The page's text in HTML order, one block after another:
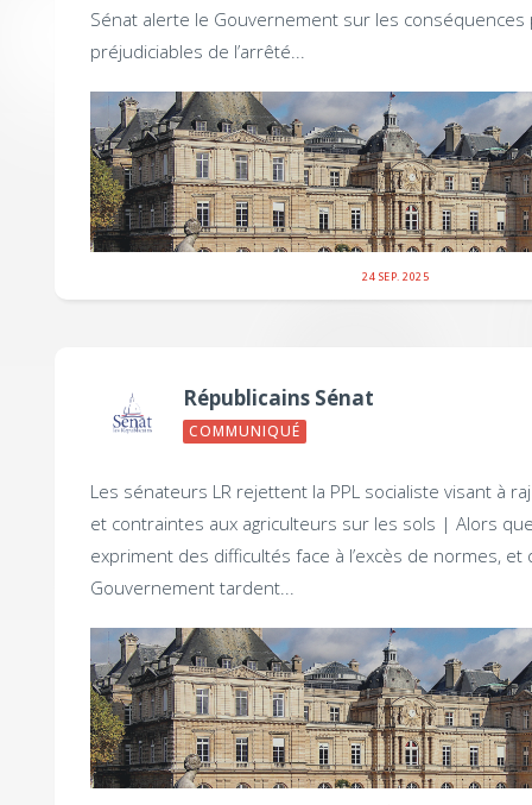
Sénat alerte le Gouvernement sur les
préjudiciables de l’arrêté...
24 SEP. 2025
Républicains Sénat
COMMUNIQUÉ
Les sénateurs LR rejettent la PPL socialiste visant à
et contraintes aux agriculteurs sur les sols | Alors
expriment des difficultés face à l’excès de normes,
Gouvernement tardent...